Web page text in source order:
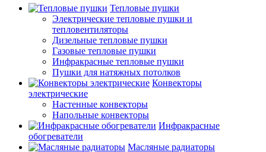
Тепловые пушки
Электрические тепловые пушки и
тепловентиляторы
Дизельные тепловые пушки
Газовые тепловые пушки
Инфракрасные тепловые пушки
Пушки для натяжных потолков
Конвекторы
электрические
Настенные конвекторы
Напольные конвекторы
Инфракрасные
обогреватели
Масляные радиаторы